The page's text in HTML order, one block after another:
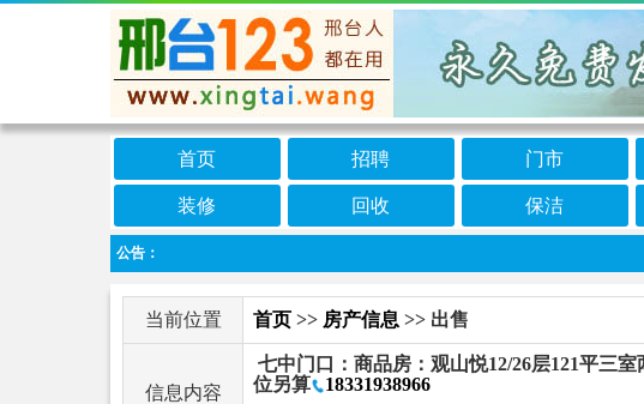
首页 招聘 门市
装修 回收 保洁
公告：
当前位置 首页 >> 房产信息 >> 出售
信息内容
七中门口：商品房：观山悦12/26层121平三
位另算
18331938966